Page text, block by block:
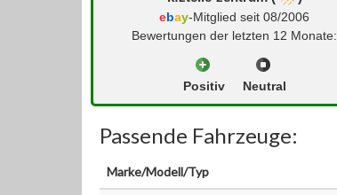
ebay-Mitglied seit 08/2006
Bewertungen der letzten 12 Monate:
Positiv Neutral
Passende Fahrzeuge:
Marke/Modell/Typ